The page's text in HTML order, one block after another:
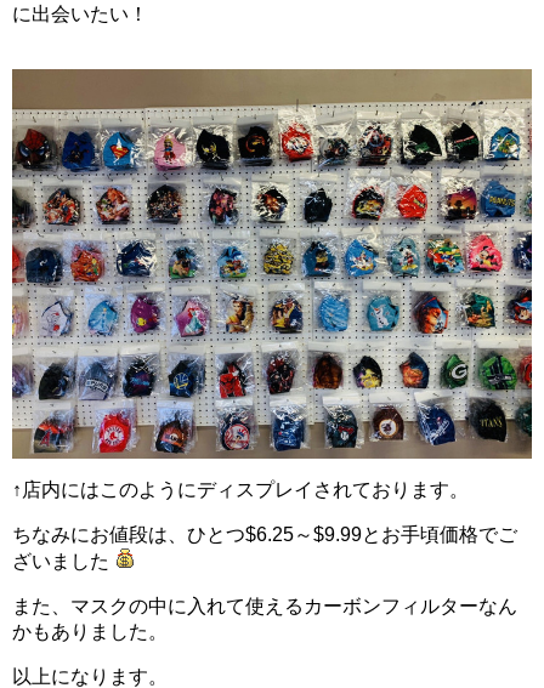
に出会いたい！
↑店内にはこのようにディスプレイされております。
ちなみにお値段は、ひとつ$6.25～$9.99とお手頃価格でご
ざいました
また、マスクの中に入れて使えるカーボンフィルターなん
かもありました。
以上になります。